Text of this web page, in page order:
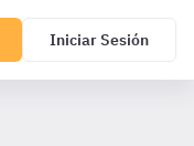
Iniciar Sesión